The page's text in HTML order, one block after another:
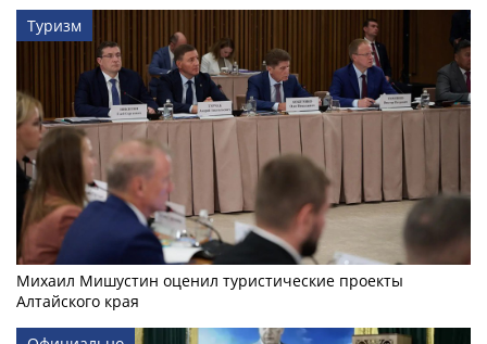
Туризм
Михаил Мишустин оценил туристические проекты
Алтайского края